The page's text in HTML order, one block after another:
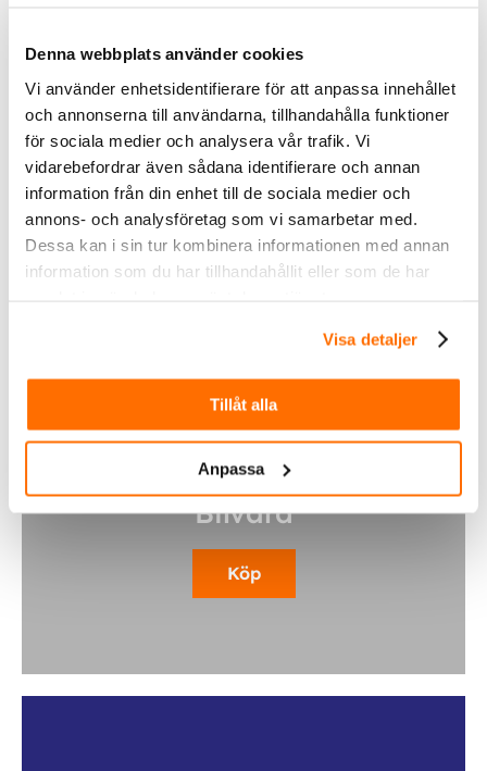
Denna webbplats använder cookies
Vi använder enhetsidentifierare för att anpassa innehållet
och annonserna till användarna, tillhandahålla funktioner
för sociala medier och analysera vår trafik. Vi
vidarebefordrar även sådana identifierare och annan
information från din enhet till de sociala medier och
annons- och analysföretag som vi samarbetar med.
Dessa kan i sin tur kombinera informationen med annan
information som du har tillhandahållit eller som de har
Visa detaljer
Tillåt alla
Anpassa
Fordonsbelysning
Köp
Bilvård
Köp